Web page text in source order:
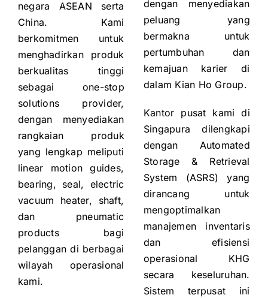
negara ASEAN serta
China. Kami
berkomitmen untuk
menghadirkan produk
berkualitas tinggi
sebagai one-stop
solutions provider,
dengan menyediakan
rangkaian produk
yang lengkap meliputi
linear motion guides,
bearing, seal, electric
vacuum heater, shaft,
dan pneumatic
products bagi
pelanggan di berbagai
wilayah operasional
kami.
dengan menyediakan
peluang yang
bermakna untuk
pertumbuhan dan
kemajuan karier di
dalam Kian Ho Group.
Kantor pusat kami di
Singapura dilengkapi
dengan Automated
Storage & Retrieval
System (ASRS) yang
dirancang untuk
mengoptimalkan
manajemen inventaris
dan efisiensi
operasional KHG
secara keseluruhan.
Sistem terpusat ini